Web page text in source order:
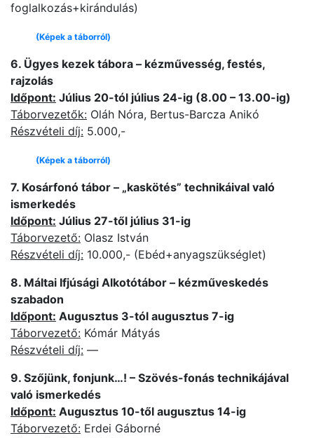
foglalkozás+kirándulás)
(Képek a táborról)
6. Ügyes kezek tábora – kézművesség, festés,
rajzolás
Időpont: Július 20-tól július 24-ig (8.00 – 13.00-ig)
Táborvezetők: Oláh Nóra, Bertus-Barcza Anikó
Részvételi díj: 5.000,-
(Képek a táborról)
7. Kosárfonó tábor – „kaskötés” technikáival való
ismerkedés
Időpont: Július 27-től július 31-ig
Táborvezető: Olasz István
Részvételi díj: 10.000,- (Ebéd+anyagszükséglet)
8. Máltai Ifjúsági Alkotótábor – kézműveskedés
szabadon
Időpont: Augusztus 3-tól augusztus 7-ig
Táborvezető: Kómár Mátyás
Részvételi díj: —
9. Szőjünk, fonjunk…! – Szövés-fonás technikájával
való ismerkedés
Időpont: Augusztus 10-től augusztus 14-ig
Táborvezető: Erdei Gáborné